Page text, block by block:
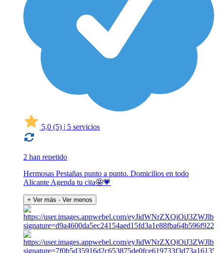
5,0 (5) | 5 servicios
2 han repetido
Hermosas Pestañas punto a punto. Domicilios en todo
Alicante Agenda tu cita🤩💗
+ Ver más - Ver menos